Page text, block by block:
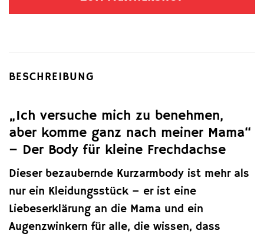
BESCHREIBUNG
„Ich versuche mich zu benehmen,
aber komme ganz nach meiner Mama“
– Der Body für kleine Frechdachse
Dieser bezaubernde Kurzarmbody ist mehr als
nur ein Kleidungsstück – er ist eine
Liebeserklärung an die Mama und ein
Augenzwinkern für alle, die wissen, dass